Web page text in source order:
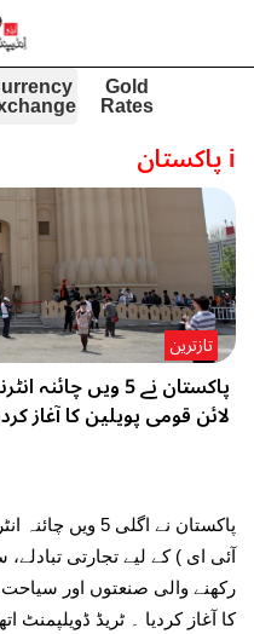
Gold
Rates
iپاکستان
پاکستان نے 5 ویں
لائن قومی پویلین کا آغاز
تازترین
پاکستان نے اگلی
آئی ای ) کے لیے تجارتی
رکھنے والی صنعتوں اور
کا آغاز کردیا ۔ ٹریڈ